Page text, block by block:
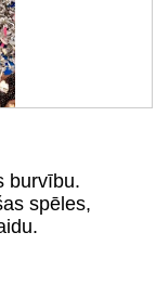
burvību.
spēles,